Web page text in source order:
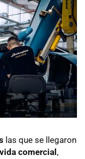
las que se llegaron
comercial,